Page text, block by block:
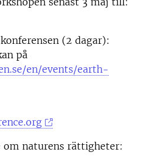
(2 dagar):
på
en/events/earth-
om naturens rättigheter: